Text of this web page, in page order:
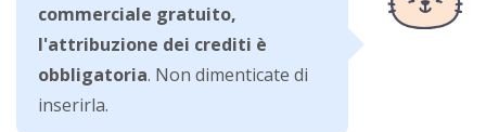
commerciale gratuito,
l'attribuzione dei crediti è
obbligatoria. Non dimenticate di
inserirla.